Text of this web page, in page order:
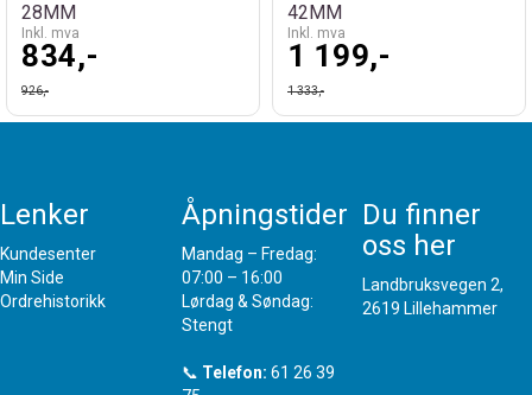
28MM
Inkl. mva
834,-
926,-
42MM
Inkl. mva
1 199,-
1 333,-
Lenker
Kundesenter
Min Side
Ordrehistorikk
Åpningstider
Mandag – Fredag:
07:00 – 16:00
Lørdag & Søndag:
Stengt
📞 Telefon: 61 26 39
Du finner
oss her
Landbruksvegen 2,
2619 Lillehammer